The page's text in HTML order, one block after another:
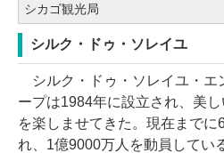
シカゴ観光局
シルク・ドゥ・ソレイユ
シルク・ドゥ・ソレイユ・エ
ープは1984年に設立され、美
を楽しませてきた。現在までに
れ、1億9000万人を動員してい